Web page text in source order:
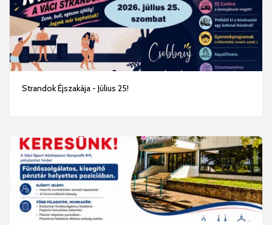
Strandok Éjszakája - Július 25!